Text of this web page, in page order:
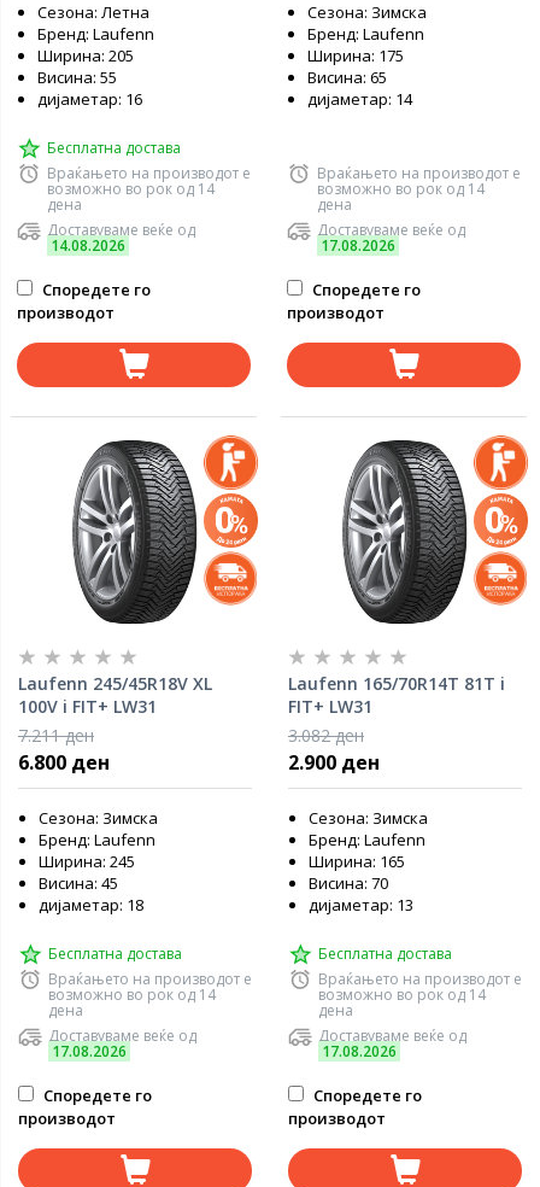
Сезона: Летна
Бренд: Laufenn
Ширина: 205
Висина: 55
дијаметар: 16
Бесплатна достава
Враќањето на производот е
возможно во рок од 14
дена
Доставуваме веќе од
14.08.2026
Споредете го
производот
Сезона: Зимска
Бренд: Laufenn
Ширина: 175
Висина: 65
дијаметар: 14
Враќањето на производот е
возможно во рок од 14
дена
Доставуваме веќе од
17.08.2026
Споредете го
производот
Laufenn 245/45R18V XL
100V i FIT+ LW31
7.211 ден
6.800 ден
Сезона: Зимска
Бренд: Laufenn
Ширина: 245
Висина: 45
дијаметар: 18
Бесплатна достава
Враќањето на производот е
возможно во рок од 14
дена
Доставуваме веќе од
17.08.2026
Споредете го
производот
Laufenn 165/70R14T 81T i
FIT+ LW31
3.082 ден
2.900 ден
Сезона: Зимска
Бренд: Laufenn
Ширина: 165
Висина: 70
дијаметар: 13
Бесплатна достава
Враќањето на производот е
возможно во рок од 14
дена
Доставуваме веќе од
17.08.2026
Споредете го
производот